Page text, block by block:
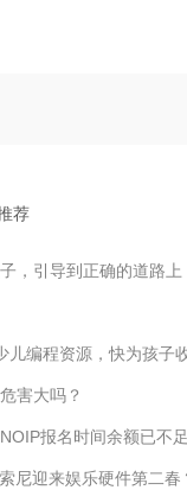
荐
，引导到正确的道路上
儿编程资源，快为孩子
害大吗？
报名时间余额已不
尼迎来娱乐硬件第二春